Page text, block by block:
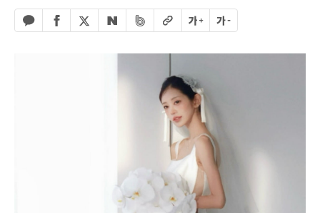
카카오톡 공유하기
페이스북 공유하기
엑스 공유하기
네이버 공유하기
밴드 공유하기
URL복사글자 크게글자 작게